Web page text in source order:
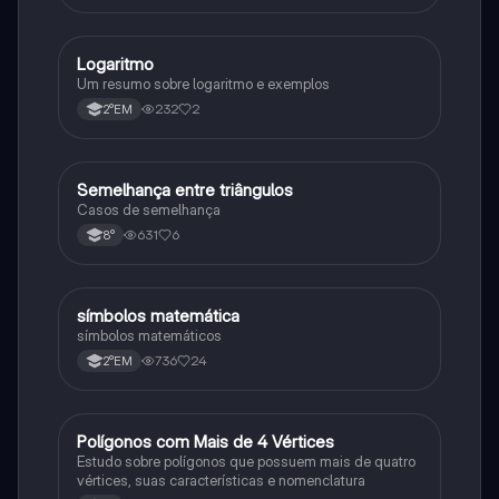
Matematica
Logaritmo
Um resumo sobre logaritmo e exemplos
2°EM 232 2
Matematica
Semelhança entre triângulos
Casos de semelhança
8° 631 6
Matematica
símbolos matemática
símbolos matemáticos
2°EM 736 24
Matematica
Polígonos com Mais de 4 Vértices
Estudo sobre polígonos que possuem mais de quatro
vértices, suas características e nomenclatura